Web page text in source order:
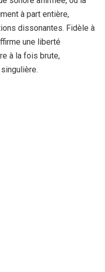
à part entière,
dissonantes. Fidèle à
une liberté
à la fois brute,